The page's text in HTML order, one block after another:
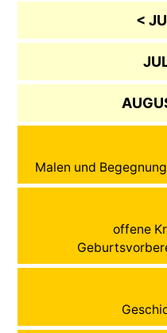
<
Malen und
offene